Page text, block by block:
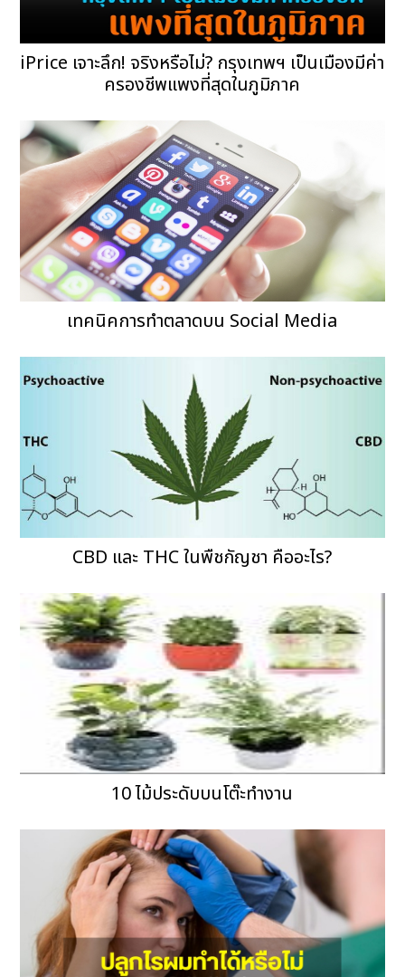
iPrice เจาะลึก! จริงหรือไม่? กรุงเทพฯ เป็นเมืองมีค่า
ครองชีพแพงที่สุดในภูมิภาค
เทคนิคการทำตลาดบน Social Media
CBD และ THC ในพืชกัญชา คืออะไร?
10 ไม้ประดับบนโต๊ะทำงาน